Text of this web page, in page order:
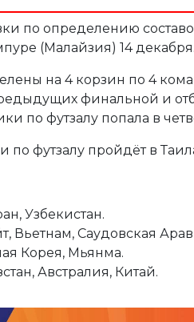
по определению
(Малайзия) 14 декабря.
на 4 корзин по 4
финальной и
по футзалу попала в
футзалу пройдёт в
Узбекистан.
Вьетнам, Саудовская
Корея, Мьянма.
Австралия, Китай.